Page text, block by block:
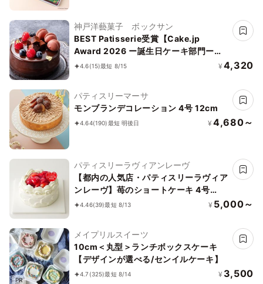
神戸洋藝菓子 ボックサン
BEST Patisserie受賞【Cake.jp
Award 2026 ー誕生日ケーキ部門ー】
【神戸洋藝菓子ボックサン】ショコラ・
4.6(15)最短 8/15 ¥ 4,320
パティスリーマーサ
モンブランデコレーション 4号 12cm
4.64(190)最短 明後日 ¥ 4,680～
パティスリーラヴィアンレーヴ
【都内の人気店・パティスリーラヴィア
ンレーヴ】苺のショートケーキ 4号
12cm
4.46(39)最短 8/13 ¥ 5,000～
PR
メイプリルスイーツ
10cm＜丸型＞ランチボックスケーキ
【デザインが選べる/センイルケーキ】
4.7 (325)最短 8/14 ¥ 3,500